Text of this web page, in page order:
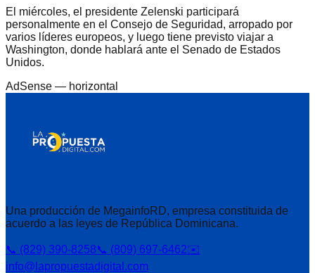
El miércoles, el presidente Zelenski participará
personalmente en el Consejo de Seguridad, arropado por
varios líderes europeos, y luego tiene previsto viajar a
Washington, donde hablará ante el Senado de Estados
Unidos.
AdSense — horizontal
Una producción de MegainfoRD, empresa constituida de
acuerdo a las leyes de República Dominicana.
📞 (829) 390-8258📞 (809) 697-6462✉️
info@lapropuestadigital.com